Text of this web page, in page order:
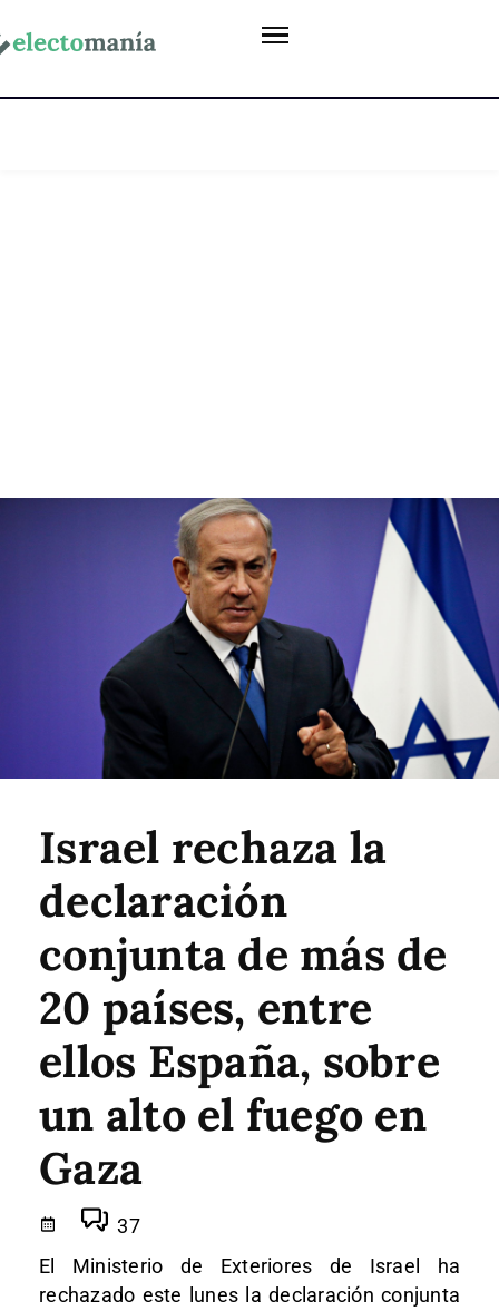
Israel rechaza la
declaración
conjunta de más de
20 países, entre
ellos España, sobre
un alto el fuego en
Gaza
37
El Ministerio de Exteriores de Israel ha
rechazado este lunes la declaración conjunta